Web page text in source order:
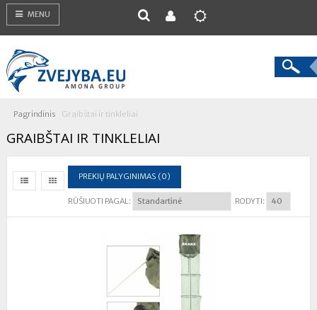
MENU
Pagrindinis Graibštai ir tinkleliai
GRAIBŠTAI IR TINKLELIAI
PREKIŲ PALYGINIMAS (0)
RŪŠIUOTI PAGAL: RODYTI: